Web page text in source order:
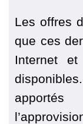
Les offres
que ces
Internet